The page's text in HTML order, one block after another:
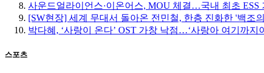
사운드얼라이언스·이온어스, MOU 체결…국내 최초 ESS
[SW현장] 세계 무대서 돌아온 전민철, 한층 진화한 '백조
박다혜, ‘사랑이 온다’ OST 가창 낙점…‘사랑아 여기까지
스포츠